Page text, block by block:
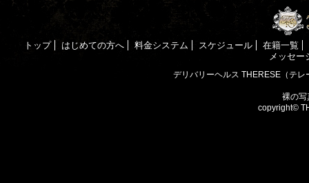
トップ はじめての方へ 料金システム スケジュール
在籍一覧
メッセー
デリバリーヘルス THERESE（テレ
裸の
copyright©